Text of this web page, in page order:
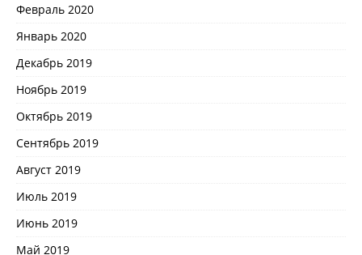
Февраль 2020
Январь 2020
Декабрь 2019
Ноябрь 2019
Октябрь 2019
Сентябрь 2019
Август 2019
Июль 2019
Июнь 2019
Май 2019